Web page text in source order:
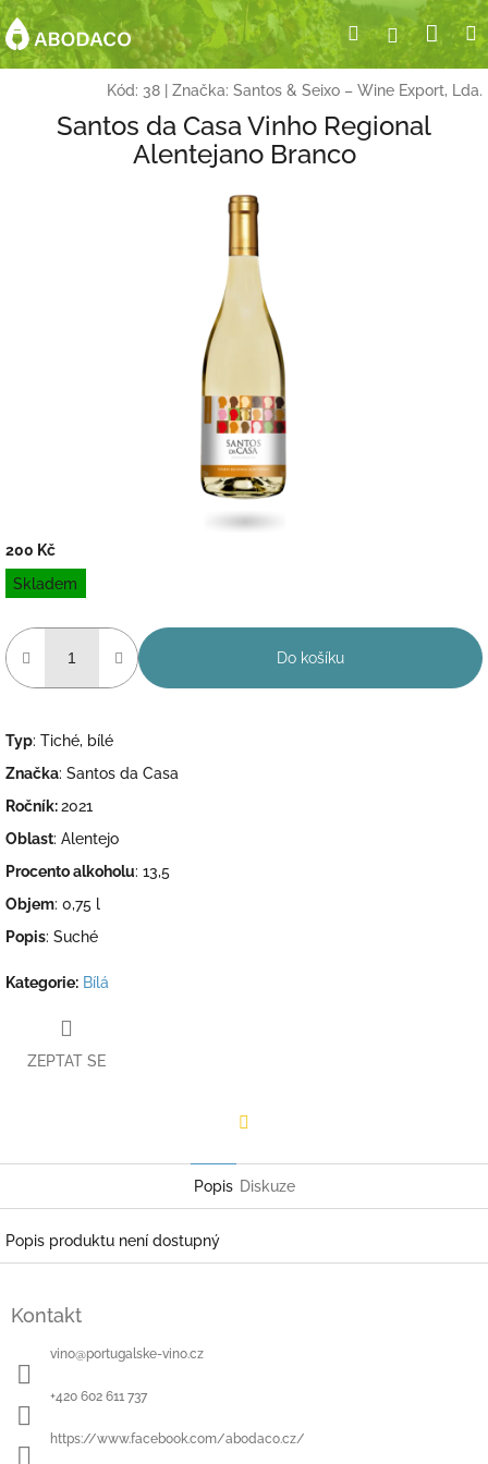
Přejít
na
obsah
HledatPřihlášení
Kód: 38 Značka: Santos & Seixo – Wine Export, Lda.
Santos da Casa Vinho Regional
Alentejano Branco
200 Kč
Měrná
cena:
Skladem
Do košíku
Typ: Tiché, bílé
Značka: Santos da Casa
Ročník:2021
Oblast: Alentejo
Procento alkoholu: 13,5
Objem: 0,75 l
Popis: Suché
Kategorie: Bílá
ZEPTAT SE
Popis Diskuze
Popis produktu není dostupný
Kontakt
vino@portugalske-vino.cz
+420 602 611 737
https://www.facebook.com/abodaco.cz/